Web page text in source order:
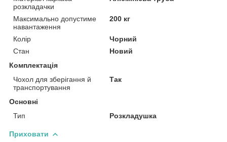
розкладачки
Максимально допустиме
навантаження
200 кг
Колір
Чорний
Стан
Новий
Комплектація
Чохол для зберігання й
транспортування
Так
Основні
Тип
Розкладушка
Приховати